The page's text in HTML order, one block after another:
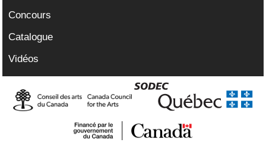
Concours
Catalogue
Vidéos